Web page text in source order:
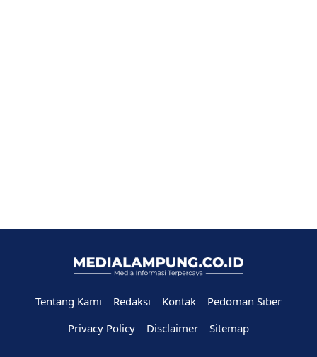
Tentang Kami Redaksi Kontak
Pedoman Siber
Privacy Policy
Disclaimer Sitemap